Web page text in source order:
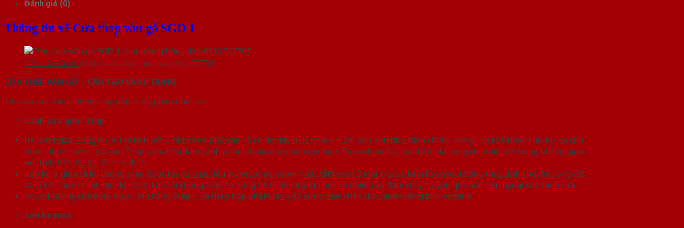
Đánh giá (0)
Thông tin về Cửa thép vân gỗ SGD 1
Cửa thép vân gỗ SGD 1 chất lượng hàng đầu 0933.707707
CỬA THÉP VÂN GỖ – CẤU TẠO VÀ SỬ DỤNG
Cấu tạo cửa thép chống cháy gồm 5 bộ phận như sau:
Cánh cửa gồm 3 lớp
Bề mặt ngoài cùng được tạo nên bởi 2 tấm thép phủ vân gỗ có độ dày từ 0.7mm – 1.2m phủ sơn tĩnh điện chống han gỉ, có khả năng chịu lực và chịu
được nhiệt cường độ cao. Thép tấm được làm cánh phẳng hoặc được dập tạo hình Pano cho mẫu cửa thêm đa dạng cho thiết kế trong không gian
nội thất từ hiện đại đến cổ điển.
Lớp lõi ở giữa là lõi chống cháy được tạo từ chất liệu Honeycomb paper hoặc tấm eron 2 mặt ở giữa kèm Rockwool bông thủy tinh chuyên dùng để
cách âm, cách nhiệt, tạo độ cứng. Lớp lõi chống cháy sử dụng để ngăn và giảm bức xạ nhiệt của đám cháy truyền qua mặt bên ngoài của cánh cửa.
Khung xương cửa thép được làm bằng thép U và thép hộp nhằm tăng độ cứng chắc chắn cho cánh không bị cong vênh.
Sơn bề mặt